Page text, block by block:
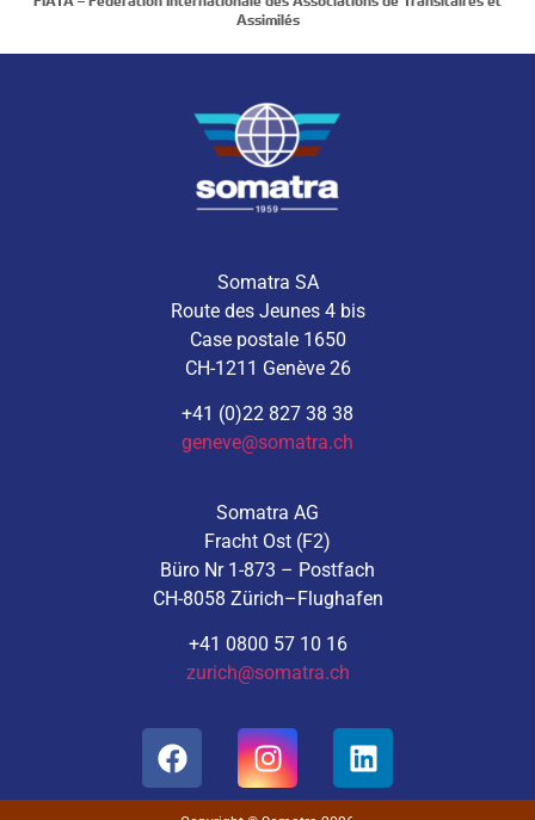
Assimilés
Somatra SA
Route des Jeunes 4 bis
Case postale 1650
CH-1211 Genève 26
+41 (0)22 827 38 38
geneve@somatra.ch
Somatra AG
Fracht Ost (F2)
Büro Nr 1-873 – Postfach
CH-8058 Zürich–Flughafen
+41 0800 57 10 16
zurich@somatra.ch